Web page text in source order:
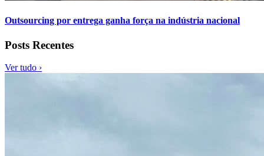
Outsourcing por entrega ganha força na indústria nacional
Posts Recentes
Ver tudo ›